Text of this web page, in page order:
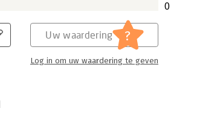
0
Uw waardering ?
Log in om uw waardering te geven